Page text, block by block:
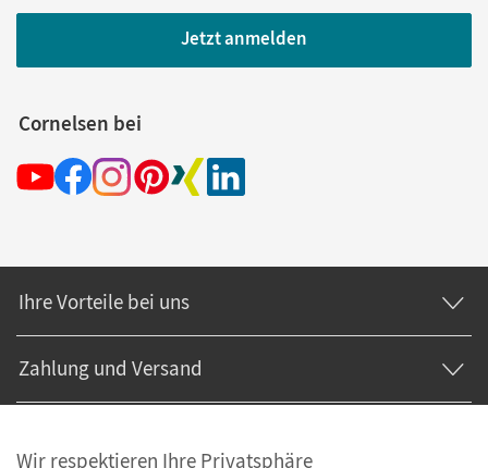
Jetzt anmelden
Cornelsen bei
Ihre Vorteile bei uns
Zahlung und Versand
Wir respektieren Ihre Privatsphäre